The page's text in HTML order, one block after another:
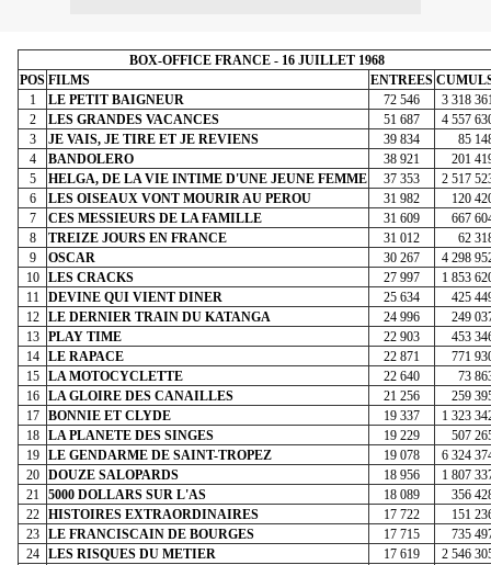
BOX-OFFICE FRANCE - 16 JUILLET 1968
POS FILMS ENTREES
1
LE PETIT BAIGNEUR 72 546
3 318
2
LES GRANDES VACANCES 51 687
4 557
3
JE VAIS, JE TIRE ET JE REVIENS 39 834
85
4
BANDOLERO 38 921
201
5
HELGA, DE LA VIE INTIME D'UNE JEUNE FEMME 37 353
2 517
6
LES OISEAUX VONT MOURIR AU PEROU 31 982
120
7
CES MESSIEURS DE LA FAMILLE 31 609
667
8
TREIZE JOURS EN FRANCE 31 012
62
9
OSCAR 30 267
4 298
10
LES CRACKS 27 997
1 853
11
DEVINE QUI VIENT DINER 25 634
425
12
LE DERNIER TRAIN DU KATANGA 24 996
249
13
PLAY TIME 22 903
453
14
LE RAPACE 22 871
771
15
LA MOTOCYCLETTE 22 640
73
16
LA GLOIRE DES CANAILLES 21 256
259
17
BONNIE ET CLYDE 19 337
1 323
18
LA PLANETE DES SINGES 19 229
507
19
LE GENDARME DE SAINT-TROPEZ 19 078
6 324
20
DOUZE SALOPARDS 18 956
1 807
21
5000 DOLLARS SUR L'AS 18 089
356
22
HISTOIRES EXTRAORDINAIRES 17 722
151
23
LE FRANCISCAIN DE BOURGES 17 715
735
24
LES RISQUES DU METIER 17 619
2 546